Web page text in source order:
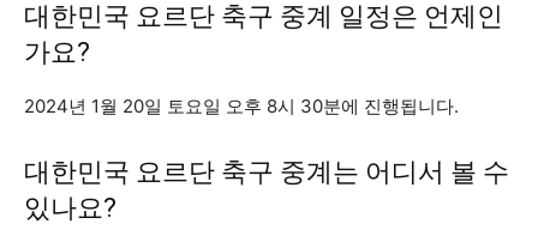
대한민국 요르단 축구 중계 일정은 언제인
가요?
2024년 1월 20일 토요일 오후 8시 30분에 진행됩니다.
대한민국 요르단 축구 중계는 어디서 볼 수
있나요?